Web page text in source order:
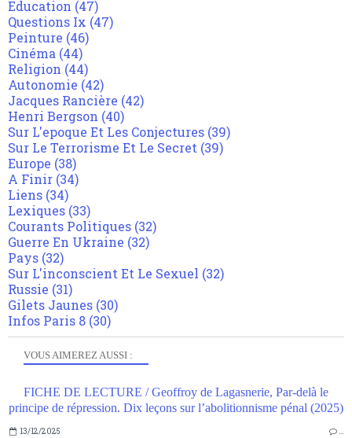
VOUS AIMEREZ AUSSI :
FICHE DE LECTURE / Geoffroy de Lagasnerie, Par-delà le
principe de répression. Dix leçons sur l’abolitionnisme pénal (2025)
13/12/2025 …
Education (47)
Questions Ix (47)
Peinture (46)
Cinéma (44)
Religion (44)
Autonomie (42)
Jacques Rancière (42)
Henri Bergson (40)
Sur L'epoque Et Les Conjectures (39)
Sur Le Terrorisme Et Le Secret (39)
Europe (38)
A Finir (34)
Liens (34)
Lexiques (33)
Courants Politiques (32)
Guerre En Ukraine (32)
Pays (32)
Sur L'inconscient Et Le Sexuel (32)
Russie (31)
Gilets Jaunes (30)
Infos Paris 8 (30)